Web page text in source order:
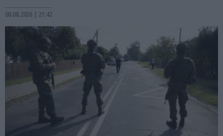
08.08.2026 | 21:42